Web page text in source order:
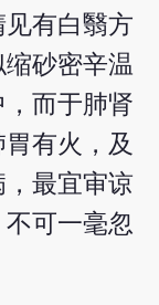
有白翳方
砂密辛温
而于肺肾
有火，及
最宜审谅
可一毫忽